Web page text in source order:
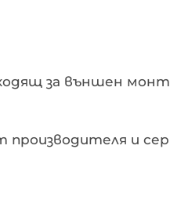
за външен
производителя и